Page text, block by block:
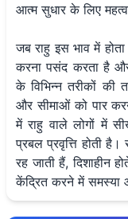
आत्म सुधार के लिए
जब राहु इस भाव में
करना पसंद करता है और
के विभिन्न तरीकों की
और सीमाओं को पार
में राहु वाले लोगों में
प्रबल प्रवृत्ति होती
रह जाती हैं, दिशाहीन
केंद्रित करने में